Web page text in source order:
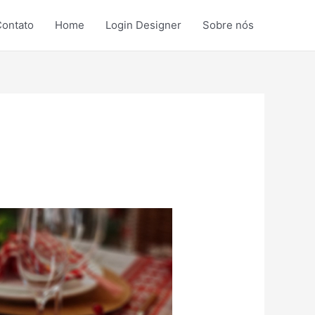
Home Login Designer Sobre nós